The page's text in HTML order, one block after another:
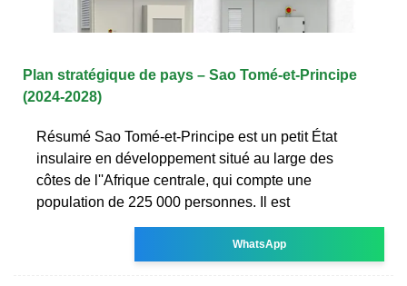
Plan stratégique de pays – Sao Tomé-et-Principe
(2024-2028)
Résumé Sao Tomé-et-Principe est un petit État
insulaire en développement situé au large des
côtes de l''Afrique centrale, qui compte une
population de 225 000 personnes. Il est
WhatsApp